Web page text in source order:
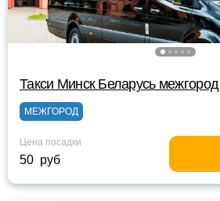
Такси Минск Беларусь межгород
МЕЖГОРОД
Цена посадки
50 руб